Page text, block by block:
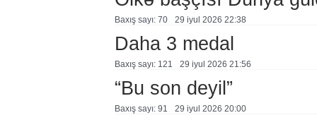
Baxış sayı: 70 29 i̇yul 2026 22:38
Daha 3 medal
Baxış sayı: 121 29 i̇yul 2026 21:56
“Bu son deyil”
Baxış sayı: 91 29 i̇yul 2026 20:00